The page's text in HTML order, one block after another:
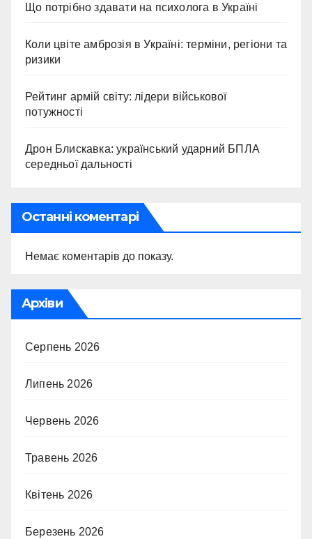
Що потрібно здавати на психолога в Україні
Коли цвіте амброзія в Україні: терміни, регіони та
ризики
Рейтинг армій світу: лідери військової
потужності
Дрон Блискавка: український ударний БПЛА
середньої дальності
Останні коментарі
Немає коментарів до показу.
Архіви
Серпень 2026
Липень 2026
Червень 2026
Травень 2026
Квітень 2026
Березень 2026